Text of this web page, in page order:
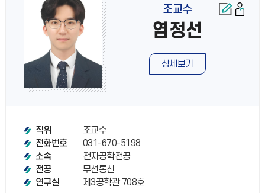
조교수
염정선
상세보기
직위
조교수
전화번호
031-670-5198
소속
전자공학전공
전공
무선통신
연구실
제3공학관 708호